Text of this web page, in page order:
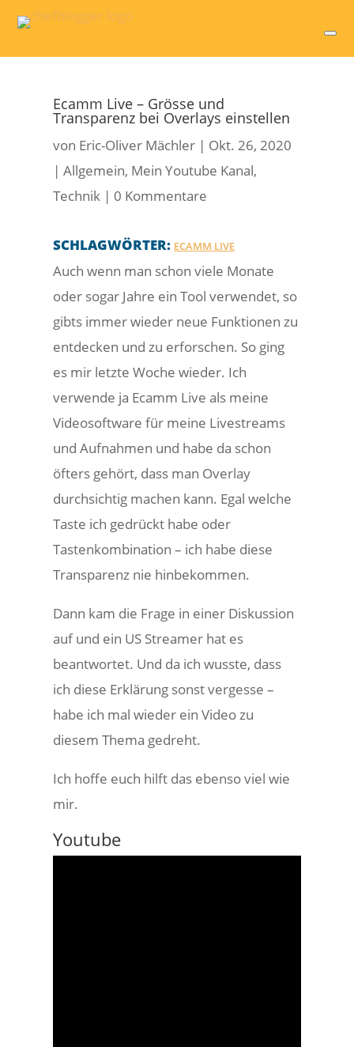
Ecamm Live – Grösse und
Transparenz bei Overlays einstellen
von Eric-Oliver Mächler | Okt. 26, 2020
|Allgemein, Mein Youtube Kanal,
Technik | 0 Kommentare
SCHLAGWÖRTER: ECAMM LIVE
Auch wenn man schon viele Monate
oder sogar Jahre ein Tool verwendet, so
gibts immer wieder neue Funktionen zu
entdecken und zu erforschen. So ging
es mir letzte Woche wieder. Ich
verwende ja Ecamm Live als meine
Videosoftware für meine Livestreams
und Aufnahmen und habe da schon
öfters gehört, dass man Overlay
durchsichtig machen kann. Egal welche
Taste ich gedrückt habe oder
Tastenkombination – ich habe diese
Transparenz nie hinbekommen.
Dann kam die Frage in einer Diskussion
auf und ein US Streamer hat es
beantwortet. Und da ich wusste, dass
ich diese Erklärung sonst vergesse –
habe ich mal wieder ein Video zu
diesem Thema gedreht.
Ich hoffe euch hilft das ebenso viel wie
mir.
Youtube